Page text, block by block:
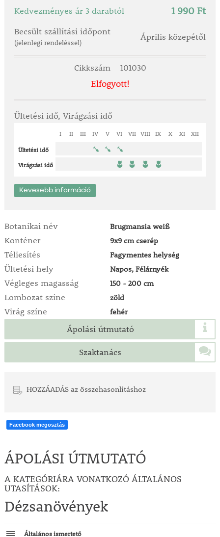
Kedvezményes ár 3 darabtól 1 990 Ft
Becsült szállítási időpont
(jelenlegi rendeléssel)
Április közepétől
Cikkszám 101030
Elfogyott!
Ültetési idő, Virágzási idő
I II III IV V VI VII VIII IX X XI XII
Ültetési idő
Virágzási idő
Kevesebb információ
Botanikai név Brugmansia weiß
Konténer 9x9 cm cserép
Téliesítés Fagymentes helység
Ültetési hely Napos, Félárnyék
Végleges magasság 150 - 200 cm
Lombozat színe zöld
Virág színe fehér
Ápolási útmutató
Szaktanács
HOZZÁADÁS az összehasonlításhoz
Facebook megosztás
ÁPOLÁSI ÚTMUTATÓ
A KATEGÓRIÁRA VONATKOZÓ ÁLTALÁNOS
UTASÍTÁSOK:
Dézsanövények
Általános ismertető